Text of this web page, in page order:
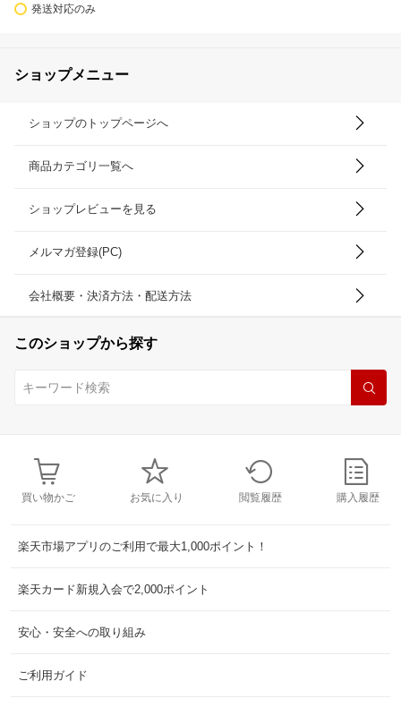
発送対応のみ
ショップメニュー
ショップのトップページへ
商品カテゴリ一覧へ
ショップレビューを見る
メルマガ登録(PC)
会社概要・決済方法・配送方法
このショップから探す
買い物かご お気に入り 閲覧履歴 購入履歴
楽天市場アプリのご利用で最大1,000ポイント！
楽天カード新規入会で2,000ポイント
安心・安全への取り組み
ご利用ガイド